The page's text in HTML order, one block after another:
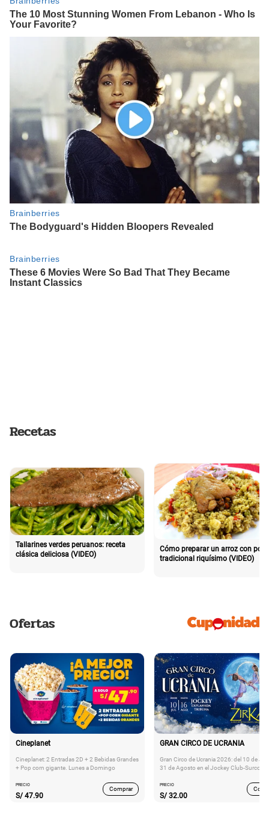
Recetas
Tallarines verdes peruanos: receta
clásica deliciosa (VIDEO)
Cómo preparar un arroz con pollo
tradicional riquísimo (VIDEO)
Ofertas
Cineplanet
Cineplanet: 2 Entradas 2D + 2 Bebidas Grandes
+ Pop corn gigante. Lunes a Domingo
PRECIO
S/ 47.90
Comprar
GRAN CIRCO DE UCRANIA
Gran Circo de Ucrania 2026: del 10 de
31 de Agosto en el Jockey Club-Surco
PRECIO
S/ 32.00